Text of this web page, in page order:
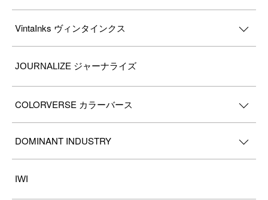
VintaInks ヴィンタインクス
JOURNALIZE ジャーナライズ
COLORVERSE カラーバース
DOMINANT INDUSTRY
IWI